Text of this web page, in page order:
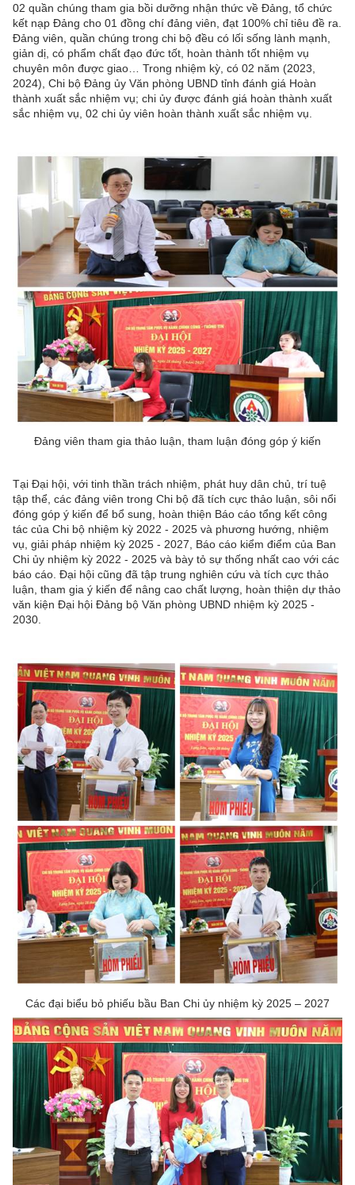
02 quần chúng tham gia bồi dưỡng nhận thức về Đảng, tổ chức
kết nạp Đảng cho 01 đồng chí đảng viên, đạt 100% chỉ tiêu đề ra.
Đảng viên, quần chúng trong chi bộ đều có lối sống lành mạnh,
giản dị, có phẩm chất đạo đức tốt, hoàn thành tốt nhiệm vụ
chuyên môn được giao… Trong nhiệm kỳ, có 02 năm (2023,
2024), Chi bộ Đảng ủy Văn phòng UBND tỉnh đánh giá Hoàn
thành xuất sắc nhiệm vụ; chi ủy được đánh giá hoàn thành xuất
sắc nhiệm vụ, 02 chi ủy viên hoàn thành xuất sắc nhiệm vụ.
Đảng viên tham gia thảo luận, tham luận đóng góp ý kiến
Tại Đại hội, với tinh thần trách nhiệm, phát huy dân chủ, trí tuệ
tập thể, các đảng viên trong Chi bộ đã tích cực thảo luận, sôi nổi
đóng góp ý kiến để bổ sung, hoàn thiện Báo cáo tổng kết công
tác của Chi bộ nhiệm kỳ 2022 - 2025 và phương hướng, nhiệm
vụ, giải pháp nhiệm kỳ 2025 - 2027, Báo cáo kiểm điểm của Ban
Chi ủy nhiệm kỳ 2022 - 2025 và bày tỏ sự thống nhất cao với các
báo cáo. Đại hội cũng đã tập trung nghiên cứu và tích cực thảo
luận, tham gia ý kiến để nâng cao chất lượng, hoàn thiện dự thảo
văn kiện Đại hội Đảng bộ Văn phòng UBND nhiệm kỳ 2025 -
2030.
Các đại biểu bỏ phiếu bầu Ban Chi ủy nhiệm kỳ 2025 – 2027